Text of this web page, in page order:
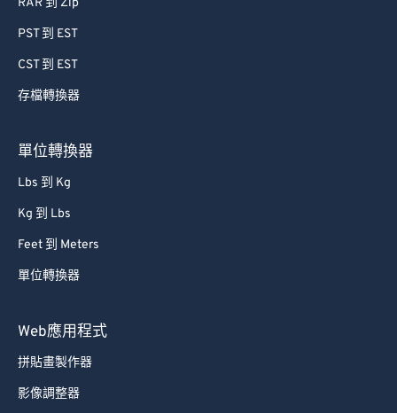
RAR 到 Zip
PST 到 EST
CST 到 EST
存檔轉換器
單位轉換器
Lbs 到 Kg
Kg 到 Lbs
Feet 到 Meters
單位轉換器
Web應用程式
拼貼畫製作器
影像調整器